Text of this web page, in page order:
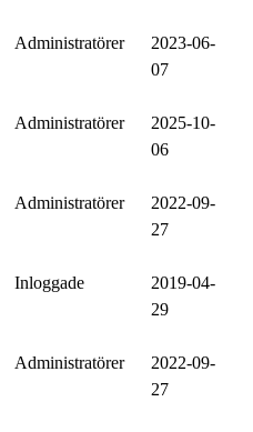
Administratörer
2023-06-
07
Administratörer
2025-10-
06
Administratörer
2022-09-
27
Inloggade
2019-04-
29
Administratörer
2022-09-
27